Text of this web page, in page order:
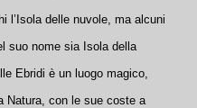
l’Isola delle nuvole, ma alcuni
suo nome sia Isola della
Ebridi è un luogo magico,
Natura, con le sue coste a